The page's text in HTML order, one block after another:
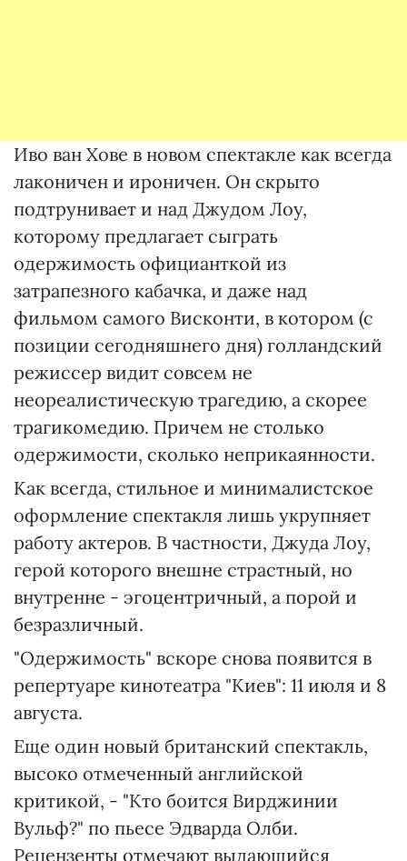
Иво ван Хове в новом спектакле как всегда
лаконичен и ироничен. Он скрыто
подтрунивает и над Джудом Лоу,
которому предлагает сыграть
одержимость официанткой из
затрапезного кабачка, и даже над
фильмом самого Висконти, в котором (с
позиции сегодняшнего дня) голландский
режиссер видит совсем не
неореалистическую трагедию, а скорее
трагикомедию. Причем не столько
одержимости, сколько неприкаянности.
Как всегда, стильное и минималистское
оформление спектакля лишь укрупняет
работу актеров. В частности, Джуда Лоу,
герой которого внешне страстный, но
внутренне - эгоцентричный, а порой и
безразличный.
"Одержимость" вскоре снова появится в
репертуаре кинотеатра "Киев": 11 июля и 8
августа.
Еще один новый британский спектакль,
высоко отмеченный английской
критикой, - "Кто боится Вирджинии
Вульф?" по пьесе Эдварда Олби.
Рецензенты отмечают выдающийся